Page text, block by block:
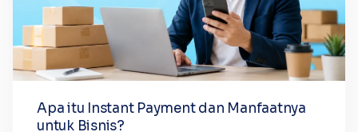
Apa itu Instant Payment dan Manfaatnya
untuk Bisnis?